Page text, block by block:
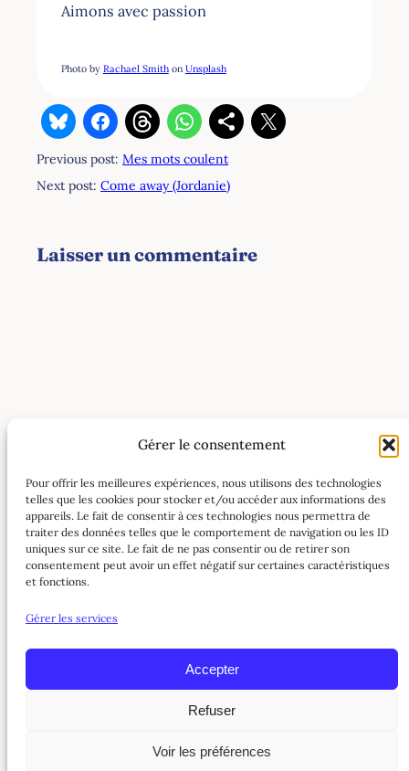
Gérer le consentement
Pour offrir les meilleures expériences, nous utilisons des technologies
telles que les cookies pour stocker et/ou accéder aux informations des
appareils. Le fait de consentir à ces technologies nous permettra de
traiter des données telles que le comportement de navigation ou les ID
uniques sur ce site. Le fait de ne pas consentir ou de retirer son
consentement peut avoir un effet négatif sur certaines caractéristiques
et fonctions.
Gérer les services
Accepter
Refuser
Voir les préférences
Aimons avec passion
Photo by Rachael Smithon Unsplash
Previous post: Mes mots coulent
Next post: Come away (Jordanie)
Laisser un commentaire